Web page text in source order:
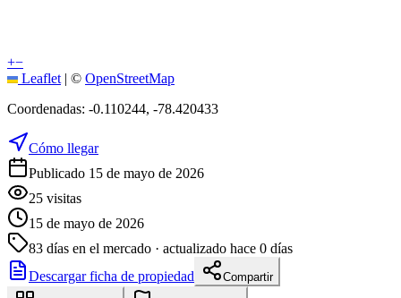
+−
Leaflet | © OpenStreetMap
Coordenadas: -0.110244, -78.420433
Cómo llegar
Publicado 15 de mayo de 2026
25 visitas
15 de mayo de 2026
83 días en el mercado · actualizado hace 0 días
Descargar ficha de propiedad
Compartir